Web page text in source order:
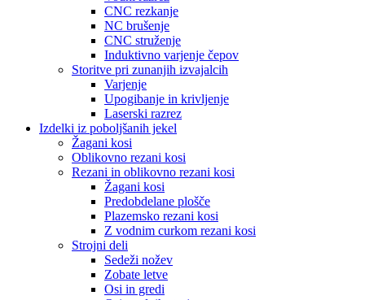
CNC rezkanje
NC brušenje
CNC struženje
Induktivno varjenje čepov
Storitve pri zunanjih izvajalcih
Varjenje
Upogibanje in krivljenje
Laserski razrez
Izdelki iz poboljšanih jekel
Žagani kosi
Oblikovno rezani kosi
Rezani in oblikovno rezani kosi
Žagani kosi
Predobdelane plošče
Plazemsko rezani kosi
Z vodnim curkom rezani kosi
Strojni deli
Sedeži nožev
Zobate letve
Osi in gredi